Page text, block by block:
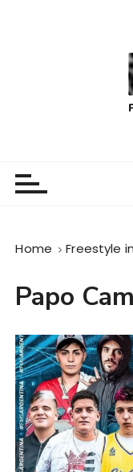
Home Freestyle
Papo